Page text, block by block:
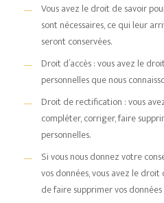
Vous avez le droit de savoir
sont nécessaires, ce qui leur
seront conservées.
Droit d’accès : vous avez le
personnelles que nous
Droit de rectification : vous
compléter, corriger, faire
personnelles.
Si vous nous donnez votre
vos données, vous avez le
de faire supprimer vos